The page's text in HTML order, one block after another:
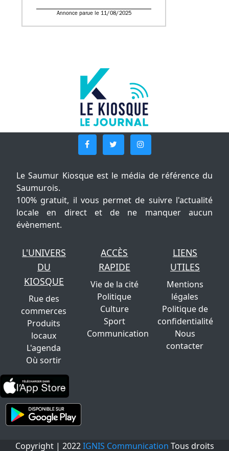
Annonce parue le 11/08/2025
Le Saumur Kiosque est le média de référence du
Saumurois.
100% gratuit, il vous permet de suivre l'actualité
locale en direct et de ne manquer aucun
évènement.
L'UNIVERS
DU
KIOSQUE
Rue des
commerces
Produits
locaux
L'agenda
Où sortir
ACCÈS
RAPIDE
Vie de la cité
Politique
Culture
Sport
Communication
LIENS
UTILES
Mentions
légales
Politique de
confidentialité
Nous
contacter
Copyright | 2022IGNIS Communication Tous droits